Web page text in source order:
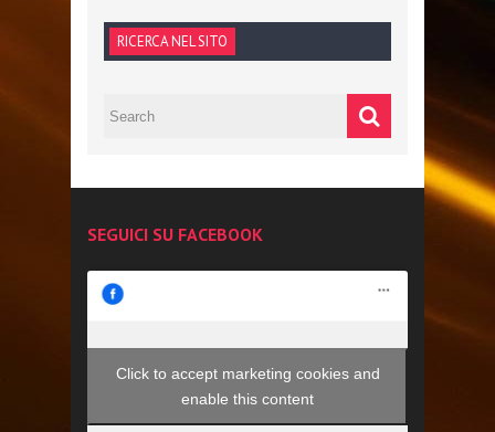
RICERCA NEL SITO
SEGUICI SU FACEBOOK
Click to accept marketing cookies and
enable this content